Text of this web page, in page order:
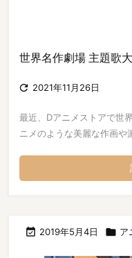
世界名作劇場 主題歌
 2021年11月26日
最近、Dアニメストアで世
ニメのような美麗な作画や
 2019年5月4日  ア